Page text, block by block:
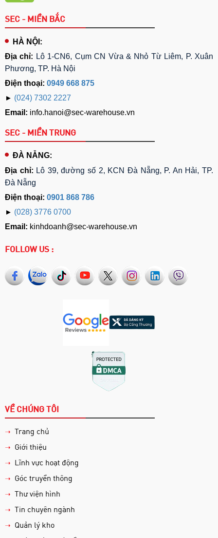
SEC - MIỀN BẮC
HÀ NỘI:
Địa chỉ: Lô 1-CN6, Cụm CN Vừa & Nhỏ Từ Liêm, P. Xuân
Phương, TP. Hà Nội
Điện thoại: 0949 668 875
► (024) 7302 2227
Email: info.hanoi@sec-warehouse.vn
SEC - MIỀN TRUNG
ĐÀ NẴNG:
Địa chỉ: Lô 39, đường số 2, KCN Đà Nẵng, P. An Hải, TP.
Đà Nẵng
Điện thoại: 0901 868 786
► (028) 3776 0700
Email: kinhdoanh@sec-warehouse.vn
FOLLOW US :
VỀ CHÚNG TÔI
➝ Trang chủ
➝ Giới thiệu
➝ Lĩnh vực hoạt động
➝ Góc truyền thông
➝ Thư viện hình
➝ Tin chuyên ngành
➝ Quản lý kho